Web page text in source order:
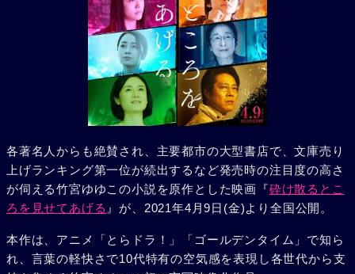
各著名人からも絶賛され、主要都市の大型書店で、文庫売り
上げランキング第一位が続出するなど発売時の注目度の高さ
が伺える竹宮ゆゆこの小説を原作とした映画『砕け散るとこ
ろを見せてあげる 』が、2021年4月9日(金)より全国公開。
本作は、アニメ「とらドラ！」「ゴールデンタイム」で知ら
れ、言葉の軽快さで10代特有の空気感を表現し各世代から支